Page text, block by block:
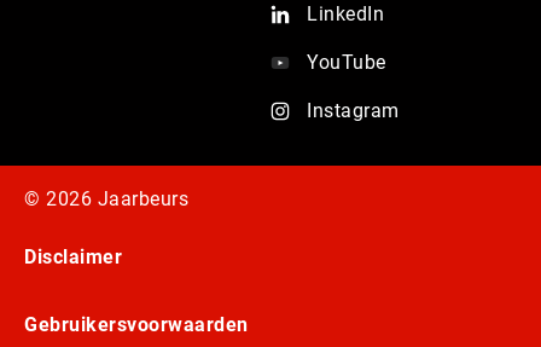
LinkedIn
YouTube
Instagram
© 2026 Jaarbeurs
Disclaimer
Gebruikersvoorwaarden